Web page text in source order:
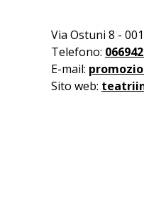
Via Ostuni 8 -
Telefono:
E-mail:
Sito web: